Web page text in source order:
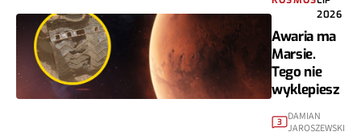
2026
Awaria ma
Marsie.
Tego nie
wyklepiesz
3
DAMIAN
JAROSZEWSKI